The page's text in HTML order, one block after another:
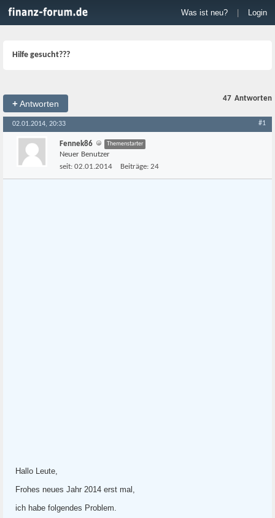
Was ist neu? Login
Hilfe gesucht???
+Antworten
47 Antworten
02.01.2014, 20:33 #1
Fennek86 Themenstarter
Neuer Benutzer
seit: 02.01.2014 Beiträge: 24
Hallo Leute,
Frohes neues Jahr 2014 erst mal,
ich habe folgendes Problem.